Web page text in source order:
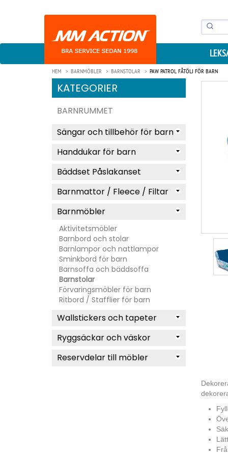
HEM BARNMÖBLER BARNSTOLAR PAW PATROL FÅTÖLJ FÖR BARN
KATEGORIER
BARNRUMMET
Sängar och tillbehör för barn
Handdukar för barn
Bäddset Påslakanset
Barnmattor / Fleece / Filtar
Barnmöbler
Aktivitetsmöbler
Barnbord och stolar
Barnlampor och nattlampor
Sminkbord för barn
Barnsoffa och bäddsoffa
Barnstolar
Förvaringsmöbler för barn
Ritbord / Stafflier för barn
Wallstickers och tapeter
Ryggsäckar och väskor
Reservdelar till möbler